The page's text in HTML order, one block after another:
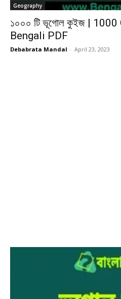
Geography
১০০০ টি ভূগোল কুইজ |
Bengali PDF
Debabrata Mandal - April 23, 2023